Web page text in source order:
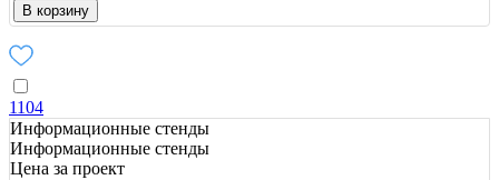
В корзину
1104
Информационные стенды
Информационные стенды
Цена за проект